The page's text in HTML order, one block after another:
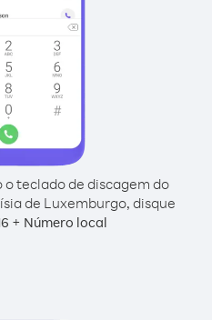
o teclado de discagem do
de Luxemburgo, disque
+ Número local